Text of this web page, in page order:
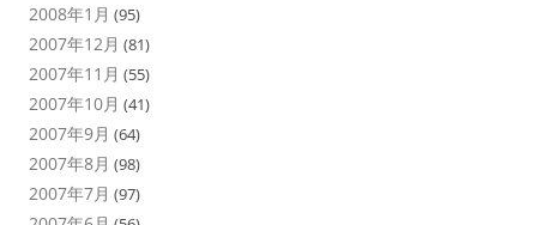
2008年1月 (95)
2007年12月 (81)
2007年11月 (55)
2007年10月 (41)
2007年9月 (64)
2007年8月 (98)
2007年7月 (97)